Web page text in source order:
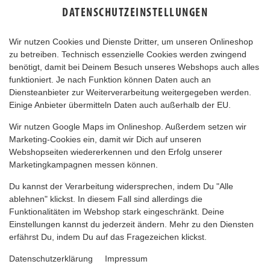
DATENSCHUTZEINSTELLUNGEN
Wir nutzen Cookies und Dienste Dritter, um unseren Onlineshop
zu betreiben. Technisch essenzielle Cookies werden zwingend
benötigt, damit bei Deinem Besuch unseres Webshops auch alles
funktioniert. Je nach Funktion können Daten auch an
Diensteanbieter zur Weiterverarbeitung weitergegeben werden.
Einige Anbieter übermitteln Daten auch außerhalb der EU.
Wir nutzen Google Maps im Onlineshop. Außerdem setzen wir
Marketing-Cookies ein, damit wir Dich auf unseren
Webshopseiten wiedererkennen und den Erfolg unserer
Marketingkampagnen messen können.
Du kannst der Verarbeitung widersprechen, indem Du "Alle
ablehnen" klickst. In diesem Fall sind allerdings die
Funktionalitäten im Webshop stark eingeschränkt. Deine
Einstellungen kannst du jederzeit ändern. Mehr zu den Diensten
erfährst Du, indem Du auf das Fragezeichen klickst.
Datenschutzerklärung Impressum